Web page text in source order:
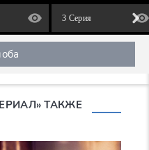
3 Серия
ТАКЖЕ